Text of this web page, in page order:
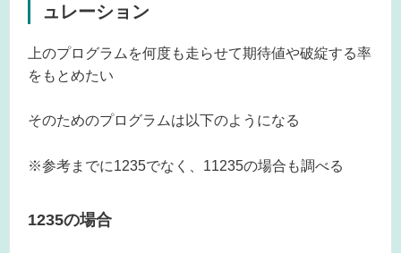
ュレーション
上のプログラムを何度も走らせて期待値や破綻する率
をもとめたい
そのためのプログラムは以下のようになる
※参考までに1235でなく、11235の場合も調べる
1235の場合